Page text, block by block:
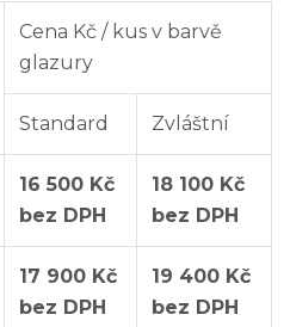
Cena Kč / kus v barvě
glazury
Standard Zvláštní
16 500 Kč
bez DPH
18 100 Kč
bez DPH
17 900 Kč
bez DPH
19 400 Kč
bez DPH